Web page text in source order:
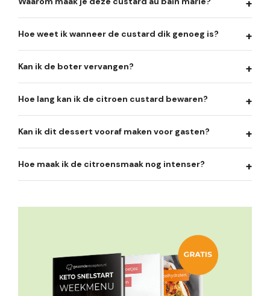
Hoe weet ik wanneer de custard dik genoeg is?
Kan ik de boter vervangen?
Hoe lang kan ik de citroen custard bewaren?
Kan ik dit dessert vooraf maken voor gasten?
Hoe maak ik de citroensmaak nog intenser?